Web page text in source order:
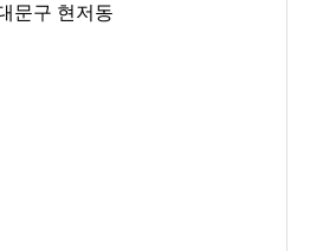
문구 현저동